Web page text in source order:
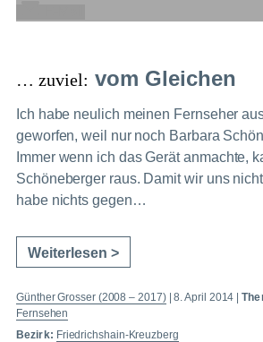
… zuviel: vom Gleichen
Ich habe neulich meinen Fernseher
geworfen, weil nur noch Barbara
Immer wenn ich das Gerät anmachte,
Schöneberger raus. Damit wir uns
habe nichts gegen…
Weiterlesen >
Günther Grosser (2008 – 2017)|8. April 2014 |
Fernsehen
Bezirk: Friedrichshain-Kreuzberg